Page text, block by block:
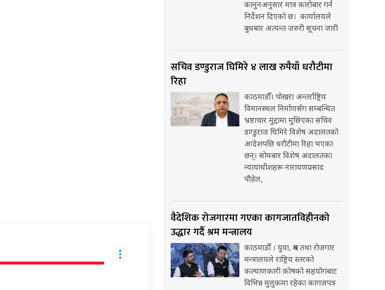
कानुनअनुसार मात्र कारोबार गर्न
निर्देशन दिएको छ। कार्यालयले
बुधबार अत्यन्त जरुरी सूचना जारी
सचिव डण्डुराज घिमिरे ४ लाख रुपैयाँ धरौटीमा
रिहा
काठमाडौँ। पोखरा अन्तर्राष्ट्रिय
विमानस्थल निर्माणसँग सम्बन्धित
भ्रष्टाचार मुद्दामा मुछिएका सचिव
डण्डुराज घिमिरे विशेष अदालतको
आदेशपछि धरौटीमा रिहा भएका
छन्। सोमबार विशेष अदालतका
न्यायाधीशहरू नारायणप्रसाद
पौडेल,
वैदेशिक रोजगारमा गएका कागजातविहीनको
उद्धार गर्दै श्रम मन्त्रालय
काठमाडौँ । युवा, श्रम तथा रोजगार
मन्त्रालयले राष्ट्रिय स्तरको
कल्याणकारी कोषको सहयोगबाट
विभिन्न मुलुकमा रहेका कागजपत्र